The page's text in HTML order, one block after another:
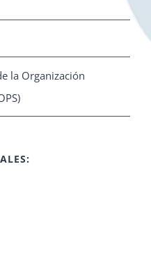
la Organización